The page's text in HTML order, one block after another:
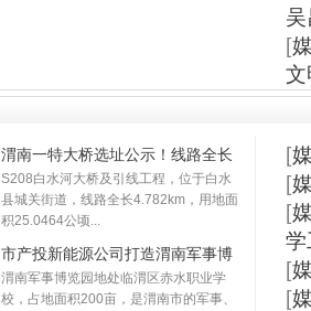
[
文
渭南一特大桥选址公示！线路全长
S208白水河大桥及引线工程，位于白水
县城关街道，线路全长4.782km，用地面
积25.0464公顷...
市产投新能源公司打造渭南军事博
渭南军事博览园地处临渭区赤水职业学
校，占地面积200亩，是渭南市的军事、
[
[
[
学
[
[